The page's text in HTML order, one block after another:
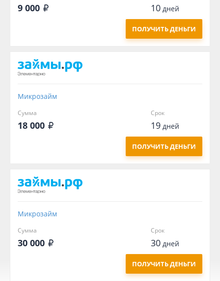
9 000 10дней
ПОЛУЧИТЬ ДЕНЬГИ
Микрозайм
Сумма
18 000
Срок
19дней
ПОЛУЧИТЬ ДЕНЬГИ
Микрозайм
Сумма
30 000
Срок
30дней
ПОЛУЧИТЬ ДЕНЬГИ